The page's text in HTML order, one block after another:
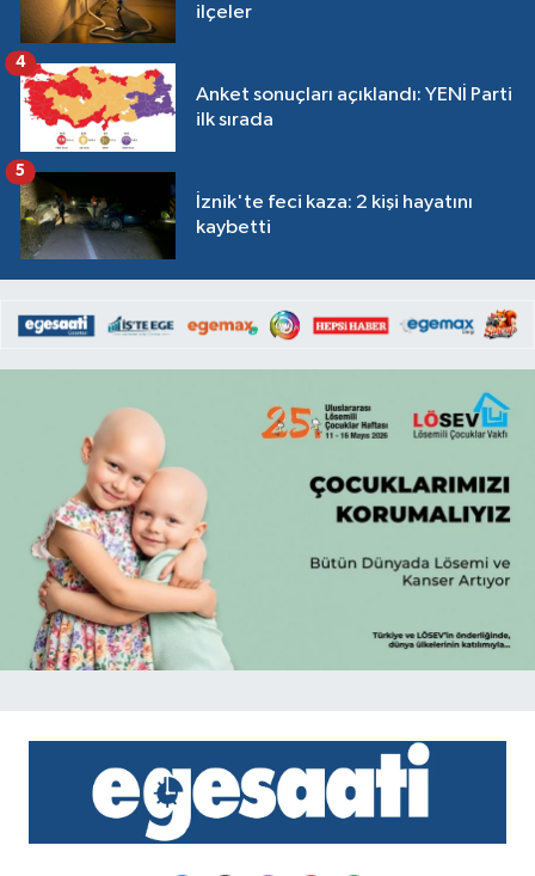
ilçeler
Anket sonuçları açıklandı: YENİ Parti
ilk sırada
4
İznik'te feci kaza: 2 kişi hayatını
kaybetti
5